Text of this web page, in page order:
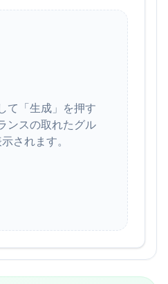
て「生成」を押す
ンスの取れたグル
されます。